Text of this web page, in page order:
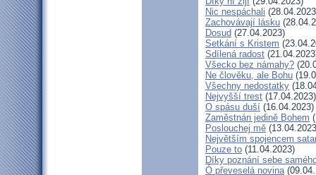
Nic nespáchali
Zachovávají lásku
Dosud (27.04.2023)
Setkání s Kristem
Sdílená radost
Všecko bez námahy?
Ne člověku, ale Bohu
Všechny nedostatky
Nejvyšší trest (17.04.2023)
O spásu duší (16.04.2023)
Zaměstnán jedině Bohem
Poslouchej mě
Největším spojencem
Pouze to (11.04.2023)
Díky poznání sebe
Ó převeselá novina